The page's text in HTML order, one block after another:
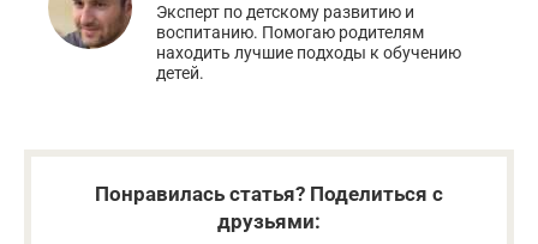
Эксперт по детскому развитию и
воспитанию. Помогаю родителям
находить лучшие подходы к обучению
детей.
Понравилась статья? Поделиться с
друзьями: